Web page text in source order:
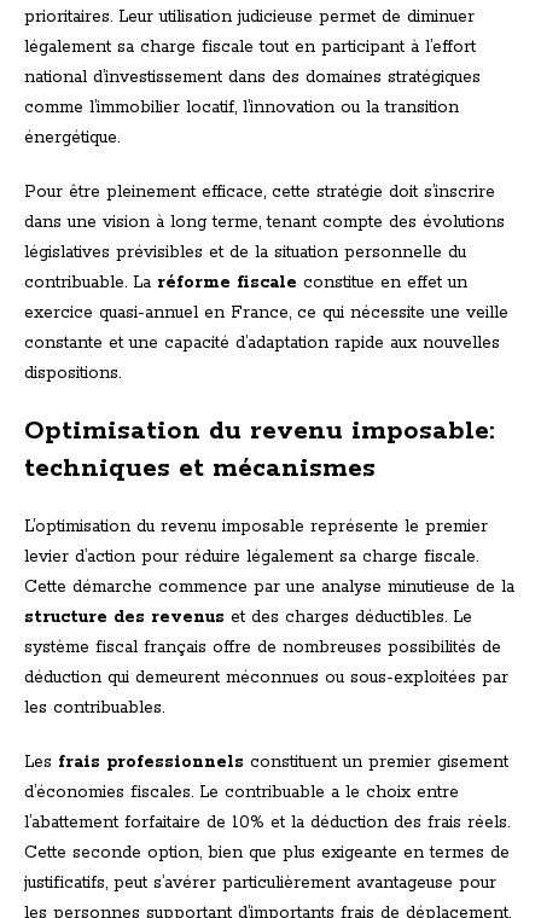
prioritaires. Leur utilisation judicieuse permet de diminuer
légalement sa charge fiscale tout en participant à l’effort
national d’investissement dans des domaines stratégiques
comme l’immobilier locatif, l’innovation ou la transition
énergétique.
Pour être pleinement efficace, cette stratégie doit s’inscrire
dans une vision à long terme, tenant compte des évolutions
législatives prévisibles et de la situation personnelle du
contribuable. La réforme fiscale constitue en effet un
exercice quasi-annuel en France, ce qui nécessite une veille
constante et une capacité d’adaptation rapide aux nouvelles
dispositions.
Optimisation du revenu imposable:
techniques et mécanismes
L’optimisation du revenu imposable représente le premier
levier d’action pour réduire légalement sa charge fiscale.
Cette démarche commence par une analyse minutieuse de la
structure des revenus et des charges déductibles. Le
système fiscal français offre de nombreuses possibilités de
déduction qui demeurent méconnues ou sous-exploitées par
les contribuables.
Les frais professionnels constituent un premier gisement
d’économies fiscales. Le contribuable a le choix entre
l’abattement forfaitaire de 10% et la déduction des frais réels.
Cette seconde option, bien que plus exigeante en termes de
justificatifs, peut s’avérer particulièrement avantageuse pour
les personnes supportant d’importants frais de déplacement,